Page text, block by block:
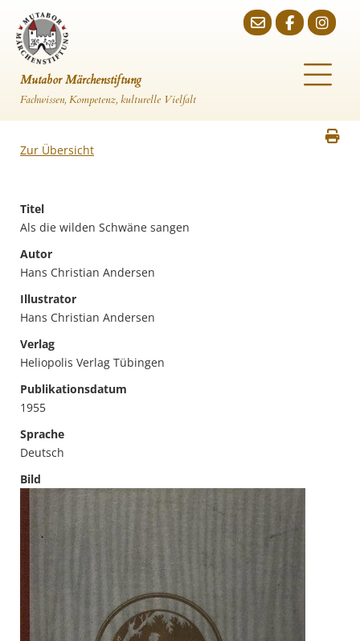
Mutabor Märchenstiftung
Fachwissen, Kompetenz, kulturelle Vielfalt
Zur Übersicht
Titel
Als die wilden Schwäne sangen
Autor
Hans Christian Andersen
Illustrator
Hans Christian Andersen
Verlag
Heliopolis Verlag Tübingen
Publikationsdatum
1955
Sprache
Deutsch
Bild